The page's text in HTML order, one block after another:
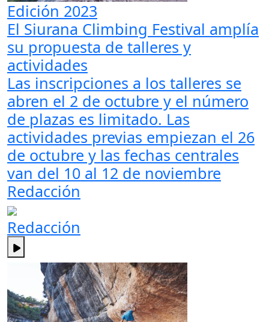
Edición 2023
El Siurana Climbing Festival amplía
su propuesta de talleres y
actividades
Las inscripciones a los talleres se
abren el 2 de octubre y el número
de plazas es limitado. Las
actividades previas empiezan el 26
de octubre y las fechas centrales
van del 10 al 12 de noviembre
Redacción
Redacción